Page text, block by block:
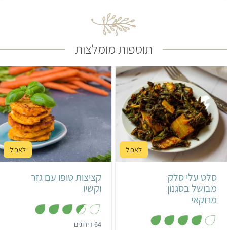
תוספות מומלצות
קל 25 דקות
4 מנות מרוקאי
סלט עלי סלק
מבושל בסגנון
מרוקאי
קל 35 דקות
16 קציצות
קציצות טופו עם גזר
וקשיו
64 דירוגים